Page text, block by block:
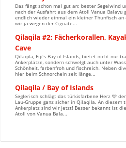
Das fängt schon mal gut an: bester Segelwind
nach der Ausfahrt aus dem Atoll Vanua Balavu
endlich wieder einmal ein kleiner Thunfisch an
wir ja wegen der Ciguate...
Qilaqila #2: Fächerkorallen,
Cave
Qilaqila, Fiji’s Bay of Islands, bietet nicht nur
Ankerplätze, sondern schwelgt auch unter
Schönheit, farbenfroh und fischreich. Neben
hier beim Schnorcheln seit länge...
Qilaqila / Bay of Islands
Seglerisch schlägt das türkisfarbene Herz 🩵
Lau-Gruppe ganz sicher in Qilaqila. An diesem
Ankerplatz sind wir jetzt! Besser bekannt ist
Atoll von Vanua Bala...